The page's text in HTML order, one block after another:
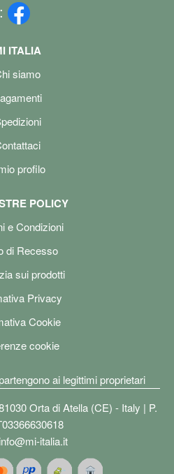
ITALIA
siamo
profilo
POLICY
e Condizioni
di Recesso
sui prodotti
Privacy
Cookie
cookie
ai legittimi proprietari
Orta di Atella (CE) - Italy | P.
info@mi-italia.it